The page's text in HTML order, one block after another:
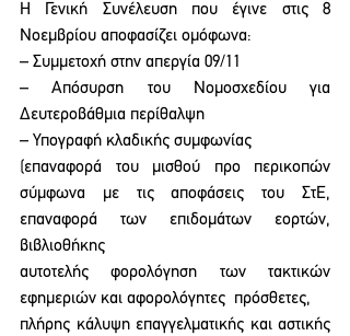
Η Γενική Συνέλευση που έγινε στις 8
Νοεμβρίου αποφασίζει ομόφωνα:
– Συμμετοχή στην απεργία 09/11
– Απόσυρση του Νομοσχεδίου για
Δευτεροβάθμια περίθαλψη
– Υπογραφή κλαδικής συμφωνίας
(επαναφορά του μισθού προ περικοπών
σύμφωνα με τις αποφάσεις του ΣτΕ,
επαναφορά των επιδομάτων εορτών,
βιβλιοθήκης
αυτοτελής φορολόγηση των τακτικών
εφημεριών και αφορολόγητες  πρόσθετες,
πλήρης κάλυψη επαγγελματικής και αστικής